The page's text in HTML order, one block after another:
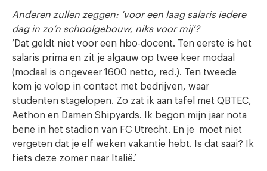
Anderen zullen zeggen: ‘voor een laag salaris iedere
dag in zo’n schoolgebouw, niks voor mij’?
‘Dat geldt niet voor een hbo-docent. Ten eerste is het
salaris prima en zit je algauw op twee keer modaal
(modaal is ongeveer 1600 netto, red.). Ten tweede
kom je volop in contact met bedrijven, waar
studenten stagelopen. Zo zat ik aan tafel met QBTEC,
Aethon en Damen Shipyards. Ik begon mijn jaar nota
bene in het stadion van FC Utrecht. En je moet niet
vergeten dat je elf weken vakantie hebt. Is dat saai? Ik
fiets deze zomer naar Italië.’